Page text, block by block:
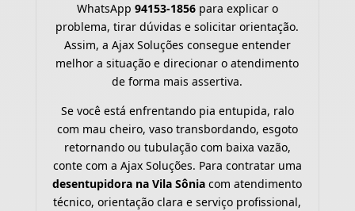
WhatsApp 94153-1856para explicar o
problema, tirar dúvidas e solicitar orientação.
Assim, a Ajax Soluções consegue entender
melhor a situação e direcionar o atendimento
de forma mais assertiva.
Se você está enfrentando pia entupida, ralo
com mau cheiro, vaso transbordando, esgoto
retornando ou tubulação com baixa vazão,
conte com a Ajax Soluções. Para contratar uma
desentupidora na Vila Sônia com atendimento
técnico, orientação clara e serviço profissional,